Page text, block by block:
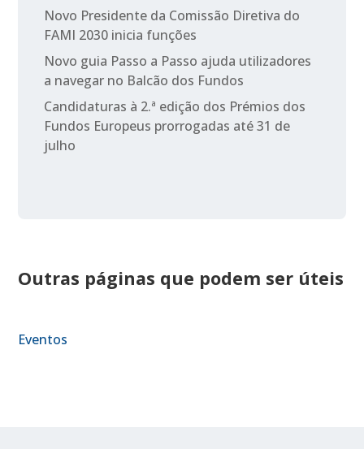
Novo Presidente da Comissão Diretiva do
FAMI 2030 inicia funções
Novo guia Passo a Passo ajuda utilizadores
a navegar no Balcão dos Fundos
Candidaturas à 2.ª edição dos Prémios dos
Fundos Europeus prorrogadas até 31 de
julho
Outras páginas que podem ser úteis
Eventos